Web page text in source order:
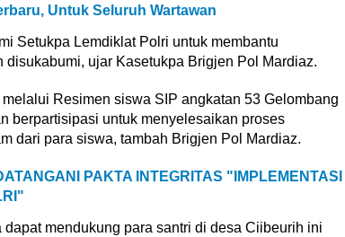
Untuk Seluruh Wartawan
Setukpa Lemdiklat Polri untuk membantu
ujar Kasetukpa Brigjen Pol Mardiaz.
Resimen siswa SIP angkatan 53 Gelombang
berpartisipasi untuk menyelesaikan proses
dari para siswa, tambah Brigjen Pol Mardiaz.
PAKTA INTEGRITAS "IMPLEMENTASI
mendukung para santri di desa Ciibeurih ini